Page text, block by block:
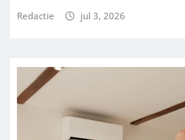
Redactie jul 3, 2026